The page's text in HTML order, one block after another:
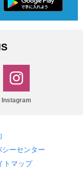
Instagram
シーセンター
トマップ